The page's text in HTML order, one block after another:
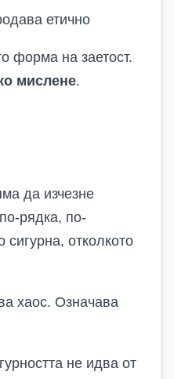
етично
форма на заетост.
мислене.
да изчезне
рядка, по-
сигурна, отколкото
хаос. Означава
не идва от